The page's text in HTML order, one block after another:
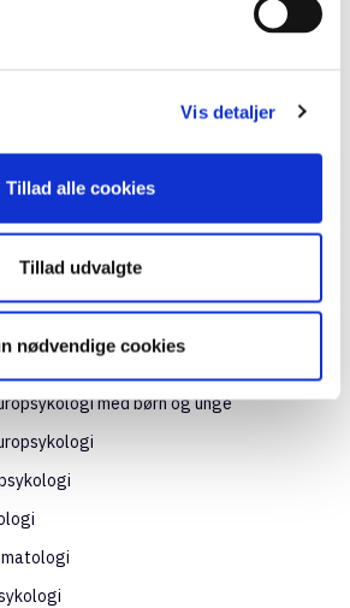
Vis detaljer
Tillad alle cookies
Tillad udvalgte
nødvendige cookies
en psykologisk
teori og et forskningsmodul.
kan vare mellem 3-7 år.
er:
med børn og unge